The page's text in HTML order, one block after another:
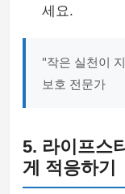
세요.
"작은 실천이
보호 전문가
5. 라이프스
게 적응하기